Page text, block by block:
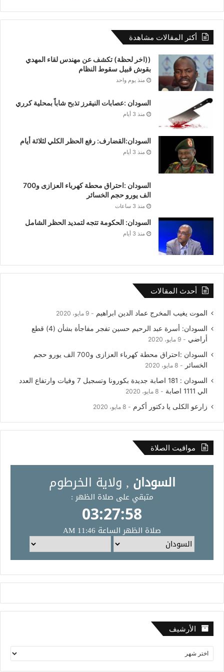
أكثر المقالات مشاهدة
((اخر لحظة) تكشف عن مهندس لقاء المهدي
بقوش قبيل سقوط النظام
منذ يوم واحد
السودان :عصابات النيقرز تذبح شاباً بمحلية كرري
منذ 3 أيام
السودان:القضارف: رفع الحظر الكلي لثلاثة أيام
منذ 3 أيام
السودان :احتراق محطة كهرباء العزازى و700
الف يورو حجم الخسائر
منذ 3 ساعات
السودان: الحكومة تتجه لتمديد الحظر ﺍﻟﺸﺎﻣﻞ
منذ 3 أيام
أحدث المقالات
الموت يغيب المخرج عماد الدين ابراهيم 9 مايو، 2020
السودان: أسرة عبد الرحيم حسين تفجر مفاجأة بشأن (4) قطع
أراضي
9 مايو، 2020
السودان :احتراق محطة كهرباء العزازى و700 الف يورو حجم
الخسائر
8 مايو، 2020
السودان : 181 اصابة جديدة بكورونا وتسجيل 7 وفيات وارتفاع العدد
الي 1111 اصابة
8 مايو، 2020
زارعو الكلى يا دكتور أكرم 8 مايو، 2020
مواقيت الصلاة
الأرشيف
ل